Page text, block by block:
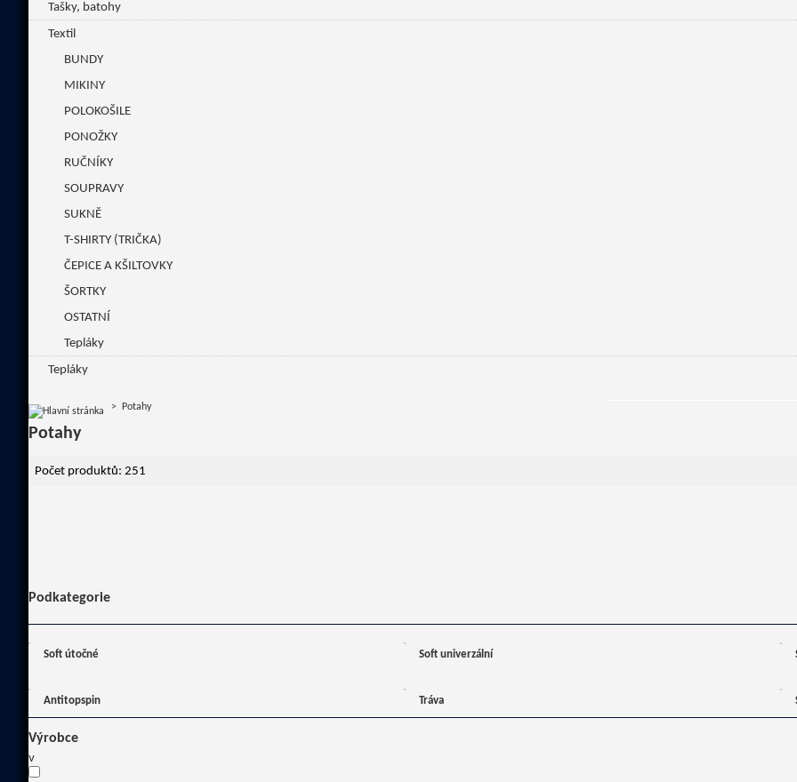
Tašky, batohy
Textil
BUNDY
MIKINY
POLOKOŠILE
PONOŽKY
RUČNÍKY
SOUPRAVY
SUKNĚ
T-SHIRTY (TRIČKA)
ČEPICE A KŠILTOVKY
ŠORTKY
OSTATNÍ
Tepláky
Tepláky
> Potahy
Potahy
Počet produktů: 251
Podkategorie
Soft útočné Soft univerzální
Antitopspin Tráva
Výrobce
v